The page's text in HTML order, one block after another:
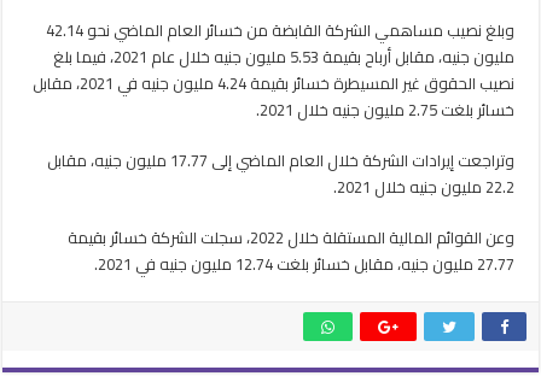
وبلغ نصيب مساهمي الشركة القابضة من خسائر العام الماضي نحو 42.14
مليون جنيه، مقابل أرباح بقيمة 5.53 مليون جنيه خلال عام 2021، فيما بلغ
نصيب الحقوق غير المسيطرة خسائر بقيمة 4.24 مليون جنيه في 2021، مقابل
خسائر بلغت 2.75 مليون جنيه خلال 2021.
وتراجعت إيرادات الشركة خلال العام الماضي إلى 17.77 مليون جنيه، مقابل
22.2 مليون جنيه خلال 2021.
وعن القوائم المالية المستقلة خلال 2022، سجلت الشركة خسائر بقيمة
27.77 مليون جنيه، مقابل خسائر بلغت 12.74 مليون جنيه في 2021.